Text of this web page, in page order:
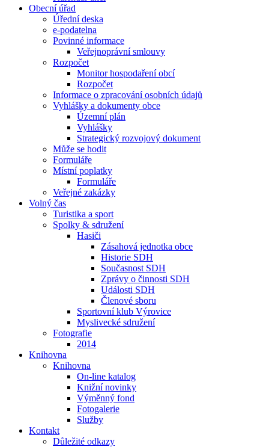
Obecní úřad
Úřední deska
e-podatelna
Povinné informace
Veřejnoprávní smlouvy
Rozpočet
Monitor hospodaření obcí
Rozpočet
Informace o zpracování osobních údajů
Vyhlášky a dokumenty obce
Územní plán
Vyhlášky
Strategický rozvojový dokument
Může se hodit
Formuláře
Místní poplatky
Formuláře
Veřejné zakázky
Volný čas
Turistika a sport
Spolky & sdružení
Hasiči
Zásahová jednotka obce
Historie SDH
Současnost SDH
Zprávy o činnosti SDH
Události SDH
Členové sboru
Sportovní klub Výrovice
Myslivecké sdružení
Fotografie
2014
Knihovna
Knihovna
On-line katalog
Knižní novinky
Výměnný fond
Fotogalerie
Služby
Kontakt
Důležité odkazy